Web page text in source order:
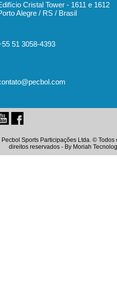
Cristal Tower - 1611 e 1612
Alegre / RS / Brasil
51 3058-4393
Sports Participações Ltda. © Todos
direitos reservados - By Moriah